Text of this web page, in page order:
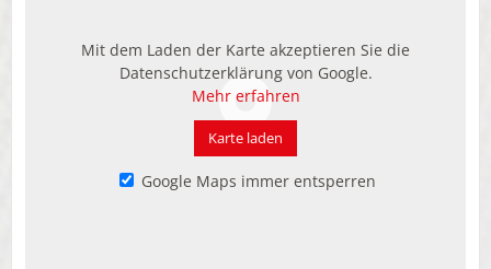
Mit dem Laden der Karte akzeptieren Sie die
Datenschutzerklärung von Google.
Mehr erfahren
Karte laden
Google Maps immer entsperren